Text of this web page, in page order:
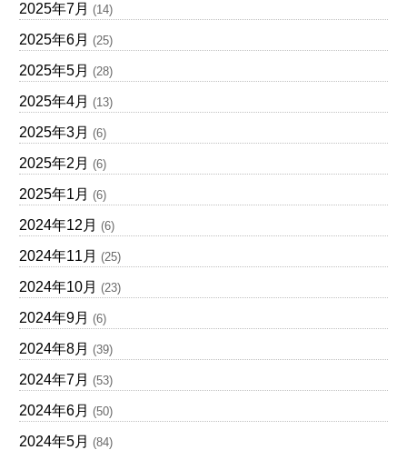
2025年7月 (14)
2025年6月 (25)
2025年5月 (28)
2025年4月 (13)
2025年3月 (6)
2025年2月 (6)
2025年1月 (6)
2024年12月 (6)
2024年11月 (25)
2024年10月 (23)
2024年9月 (6)
2024年8月 (39)
2024年7月 (53)
2024年6月 (50)
2024年5月 (84)